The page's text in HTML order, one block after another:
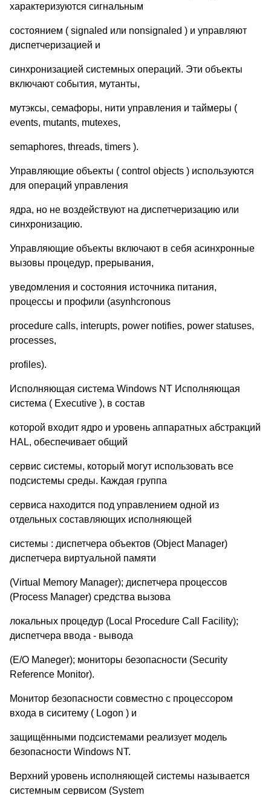
характеризуются сигнальным
состоянием ( signaled или nonsignaled ) и управляют
диспетчеризацией и
синхронизацией системных операций. Эти объекты
включают события, мутанты,
мутэксы, семафоры, нити управления и таймеры (
events, mutants, mutexes,
semaphores, threads, timers ).
Управляющие объекты ( control objects ) используются
для операций управления
ядра, но не воздействуют на диспетчеризацию или
синхронизацию.
Управляющие объекты включают в себя асинхронные
вызовы процедур, прерывания,
уведомления и состояния источника питания,
процессы и профили (asynhcronous
procedure calls, interupts, power notifies, power statuses,
processes,
profiles).
Исполняющая система Windows NT Исполняющая
система ( Executive ), в состав
которой входит ядро и уровень аппаратных абстракций
HAL, обеспечивает общий
сервис системы, который могут использовать все
подсистемы среды. Каждая группа
сервиса находится под управлением одной из
отдельных составляющих исполняющей
системы : диспетчера объектов (Object Manager)
диспетчера виртуальной памяти
(Virtual Memory Manager); диспетчера процессов
(Process Manager) средства вызова
локальных процедур (Local Procedure Call Facility);
диспетчера ввода - вывода
(E/O Maneger); мониторы безопасности (Security
Reference Monitor).
Монитор безопасности совместно с процессором
входа в сиситему ( Logon ) и
защищёнными подсистемами реализует модель
безопасности Windows NT.
Верхний уровень исполняющей системы называется
системным сервисом (System